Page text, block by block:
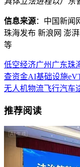
信息来源：中国新闻
珠海发布 新浪网 澎
等
低空经济广州 广东珠
查资金AI基础设施
无人机物流飞行汽车
推荐阅读